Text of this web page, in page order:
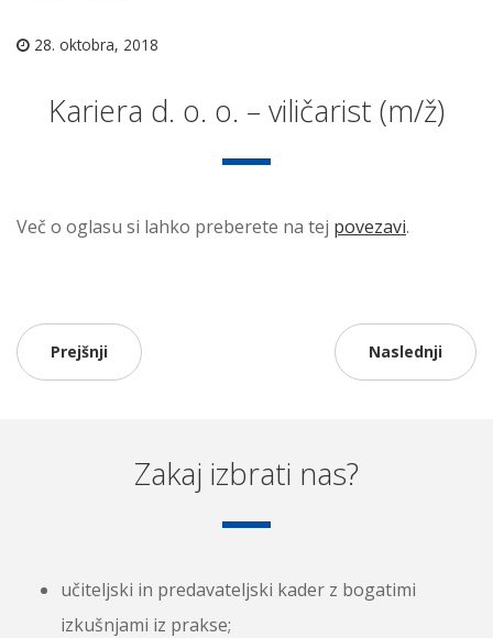
28. oktobra, 2018
Kariera d. o. o. – viličarist (m/ž)
Več o oglasu si lahko preberete na tej povezavi.
Prejšnji Naslednji
Zakaj izbrati nas?
učiteljski in predavateljski kader z bogatimi
izkušnjami iz prakse;